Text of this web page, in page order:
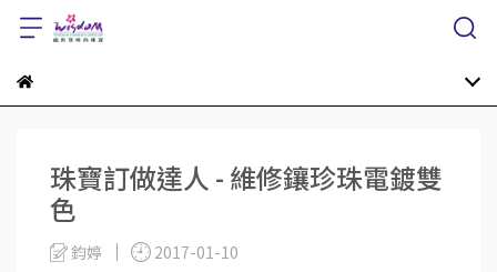
珠寶訂做達人 - 維修鑲珍珠電鍍雙
色
鈞婷 2017-01-10